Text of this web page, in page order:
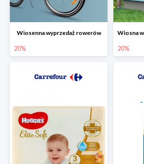
Wiosenna wyprzedaż rowerów
20% 20%